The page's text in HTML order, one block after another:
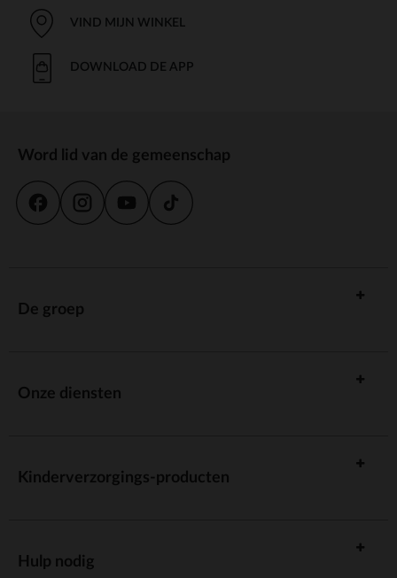
VIND MIJN WINKEL
DOWNLOAD DE APP
Word lid van de gemeenschap
De groep
Onze diensten
Kinderverzorgings-producten
Hulp nodig